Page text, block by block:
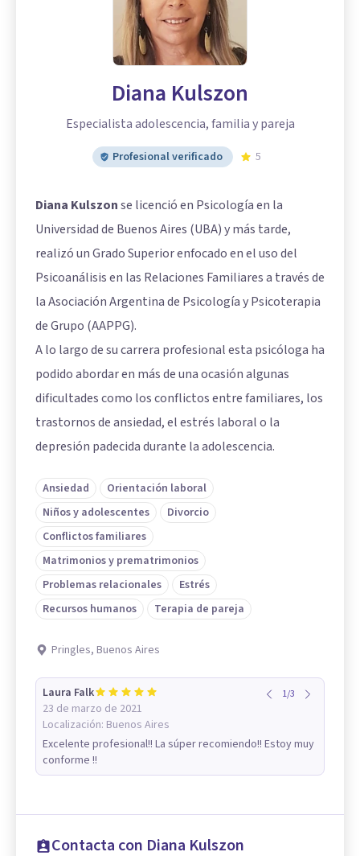
Diana Kulszon
Especialista adolescencia, familia y pareja
Profesional verificado 5
Diana Kulszonse licenció en Psicología en la
Universidad de Buenos Aires (UBA) y más tarde,
realizó un Grado Superior enfocado en el uso del
Psicoanálisis en las Relaciones Familiares a través de
la Asociación Argentina de Psicología y Psicoterapia
de Grupo (AAPPG).
A lo largo de su carrera profesional esta psicóloga ha
podido abordar en más de una ocasión algunas
dificultades como los conflictos entre familiares, los
trastornos de ansiedad, el estrés laboral o la
depresión padecida durante la adolescencia.
Ansiedad
Orientación laboral
Niños y adolescentes
Divorcio
Conflictos familiares
Matrimonios y prematrimonios
Problemas relacionales
Estrés
Recursos humanos
Terapia de pareja
Pringles, Buenos Aires
Laura Falk
23 de marzo de 2021
Localización: Buenos Aires
1/3
Excelente profesional!! La súper recomiendo!! Estoy muy
conforme !!
Contacta con Diana Kulszon